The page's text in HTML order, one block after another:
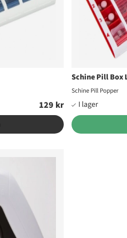
129 kr
Schine Pill Box
Schine Pill Popper